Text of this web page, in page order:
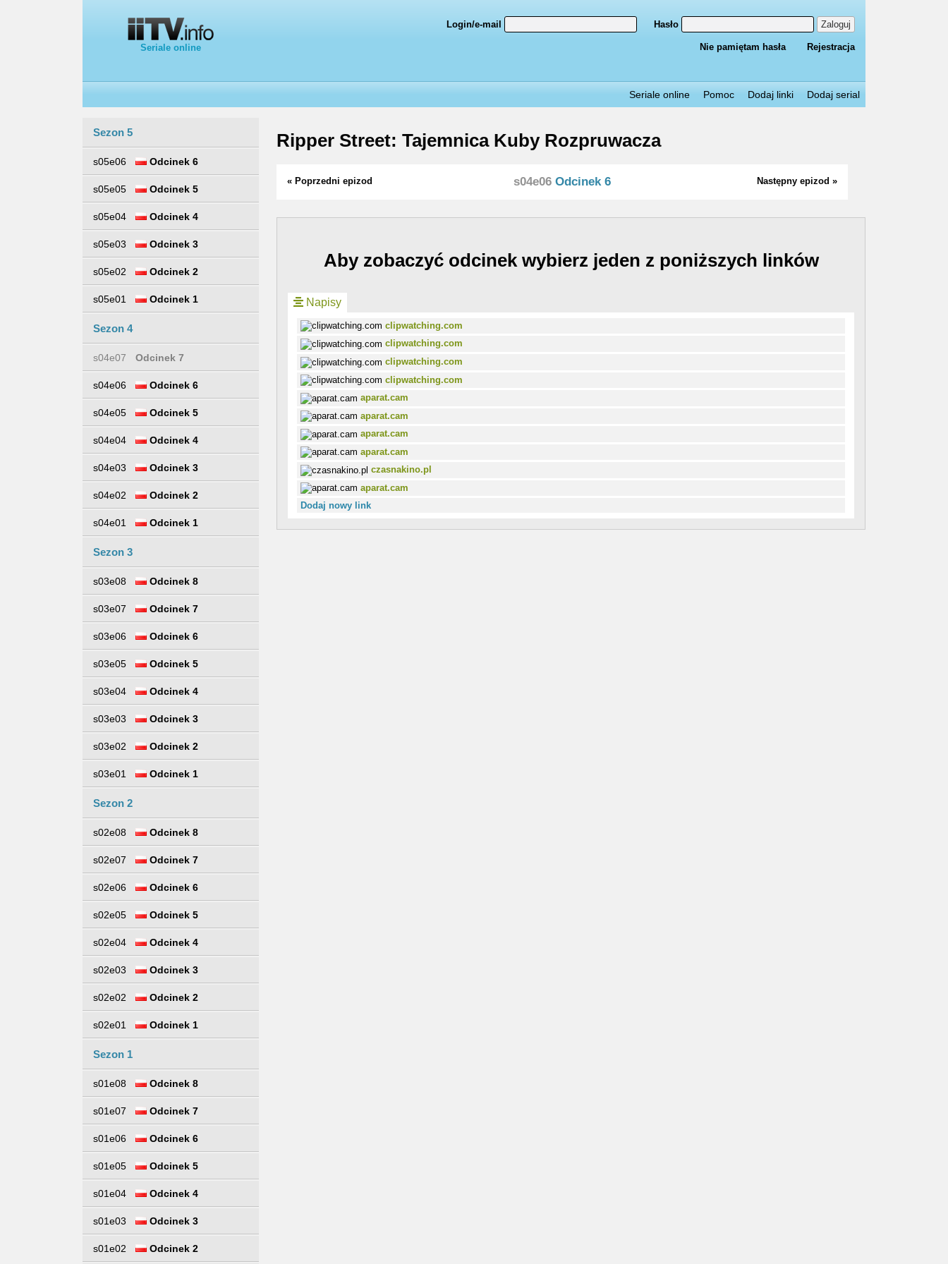
Seriale online
Login/e-mail Hasło Zaloguj
Nie pamiętam hasła Rejestracja
Seriale online Pomoc Dodaj linki Dodaj serial
Sezon 5
s05e06 Odcinek 6
s05e05 Odcinek 5
s05e04 Odcinek 4
s05e03 Odcinek 3
s05e02 Odcinek 2
s05e01 Odcinek 1
Sezon 4
s04e07 Odcinek 7
s04e06 Odcinek 6
s04e05 Odcinek 5
s04e04 Odcinek 4
s04e03 Odcinek 3
s04e02 Odcinek 2
s04e01 Odcinek 1
Sezon 3
s03e08 Odcinek 8
s03e07 Odcinek 7
s03e06 Odcinek 6
s03e05 Odcinek 5
s03e04 Odcinek 4
s03e03 Odcinek 3
s03e02 Odcinek 2
s03e01 Odcinek 1
Sezon 2
s02e08 Odcinek 8
s02e07 Odcinek 7
s02e06 Odcinek 6
s02e05 Odcinek 5
s02e04 Odcinek 4
s02e03 Odcinek 3
s02e02 Odcinek 2
s02e01 Odcinek 1
Sezon 1
s01e08 Odcinek 8
s01e07 Odcinek 7
s01e06 Odcinek 6
s01e05 Odcinek 5
s01e04 Odcinek 4
s01e03 Odcinek 3
s01e02 Odcinek 2
Ripper Street: Tajemnica Kuby Rozpruwacza
« Poprzedni epizod Następny epizod »
s04e06 Odcinek 6
Aby zobaczyć odcinek wybierz jeden z poniższych linków
Napisy
clipwatching.com
clipwatching.com
clipwatching.com
clipwatching.com
aparat.cam
aparat.cam
aparat.cam
aparat.cam
czasnakino.pl
aparat.cam
Dodaj nowy link